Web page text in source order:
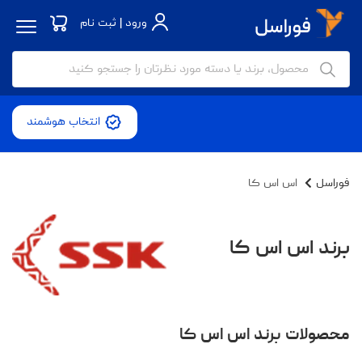
ورود | ثبت نام
انتخاب هوشمند
فوراسل اس اس کا
برند اس اس کا
محصولات برند اس اس کا